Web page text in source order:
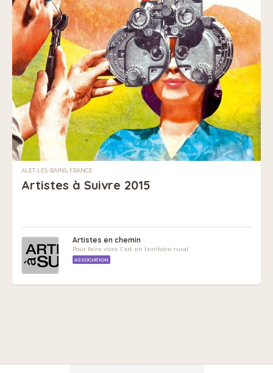
ALET-LES-BAINS, FRANCE
Artistes à Suivre 2015
Artistes en chemin
Pour faire vivre l'art en territoire rural
ASSOCIATION